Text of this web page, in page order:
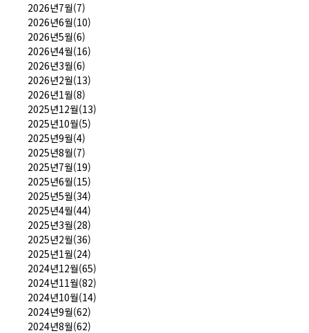
2026년7월(7)
2026년6월(10)
2026년5월(6)
2026년4월(16)
2026년3월(6)
2026년2월(13)
2026년1월(8)
2025년12월(13)
2025년10월(5)
2025년9월(4)
2025년8월(7)
2025년7월(19)
2025년6월(15)
2025년5월(34)
2025년4월(44)
2025년3월(28)
2025년2월(36)
2025년1월(24)
2024년12월(65)
2024년11월(82)
2024년10월(14)
2024년9월(62)
2024년8월(62)